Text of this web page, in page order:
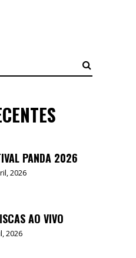
PANDA 2026
2026
AO VIVO
2026